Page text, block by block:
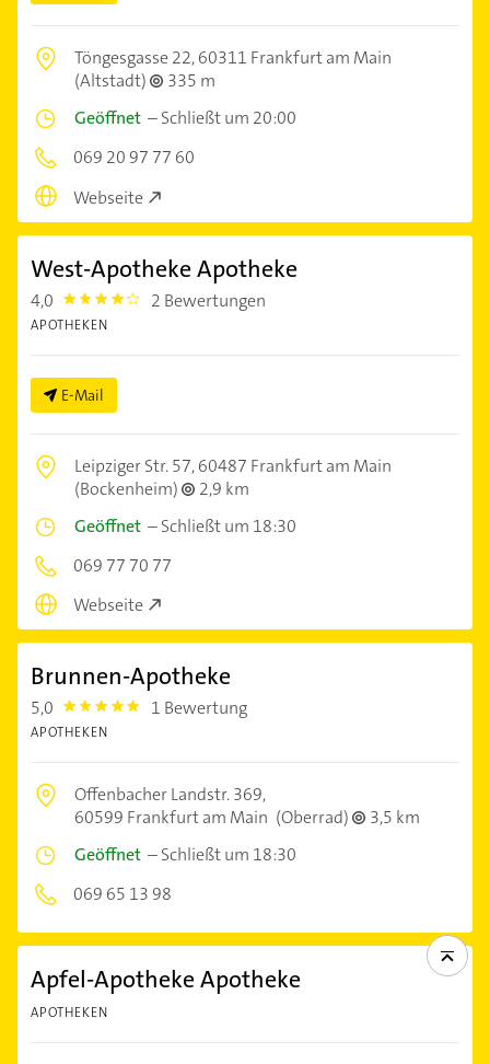
Töngesgasse 22,60311 Frankfurt am Main
(Altstadt)
335 m
Geöffnet –Schließt um 20:00
069 20 97 77 60
Webseite
West-Apotheke Apotheke
4,0 4.0 2 Bewertungen
APOTHEKEN
E-Mail
Leipziger Str. 57,60487 Frankfurt am Main
(Bockenheim)
2,9 km
Geöffnet –Schließt um 18:30
069 77 70 77
Webseite
Brunnen-Apotheke
5,0 5.0 1 Bewertung
APOTHEKEN
Offenbacher Landstr. 369,
60599 Frankfurt am Main (Oberrad)
3,5 km
Geöffnet –Schließt um 18:30
069 65 13 98
Apfel-Apotheke Apotheke
APOTHEKEN